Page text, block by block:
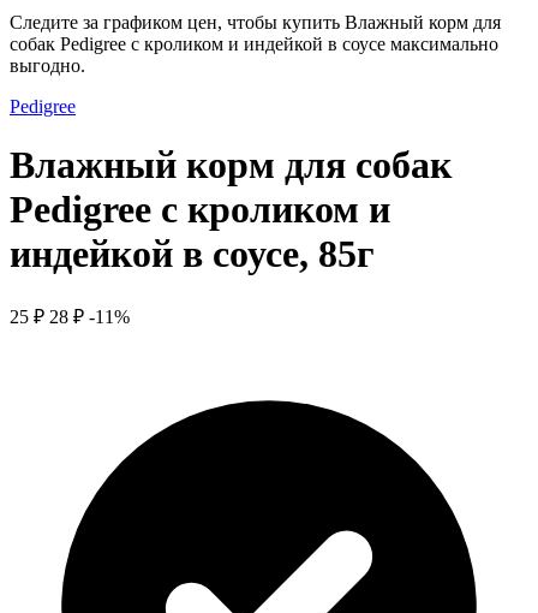
Следите за графиком цен, чтобы купить Влажный корм для
собак Pedigree с кроликом и индейкой в соусе максимально
выгодно.
Pedigree
Влажный корм для собак
Pedigree с кроликом и
индейкой в соусе, 85г
25 ₽ 28 ₽ -11%